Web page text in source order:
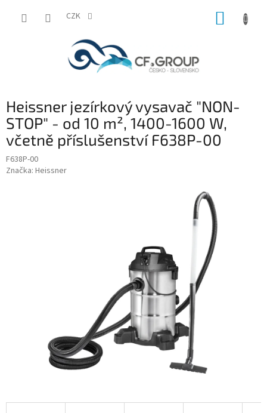
CZK
Heissner jezírkový vysavač "NON-
STOP" - od 10 m², 1400-1600 W,
včetně příslušenství F638P-00
F638P-00
Značka: Heissner